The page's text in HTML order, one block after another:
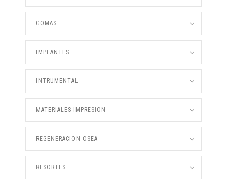
GOMAS
IMPLANTES
INTRUMENTAL
MATERIALES IMPRESION
REGENERACION OSEA
RESORTES